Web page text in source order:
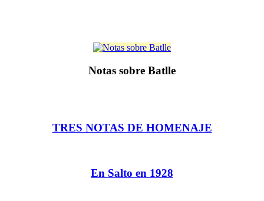
Notas sobre Batlle
TRES NOTAS DE HOMENAJE
En Salto en 1928